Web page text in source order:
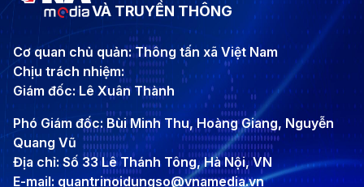
VÀ TRUYỀN THÔNG
Cơ quan chủ quản: Thông tấn xã Việt Nam
Chịu trách nhiệm:
Giám đốc: Lê Xuân Thành
Phó Giám đốc: Bùi Minh Thu, Hoàng Giang, Nguyễn
Quang Vũ
Địa chỉ: Số 33 Lê Thánh Tông, Hà Nội, VN
E-mail: quantrinoidungso@vnamedia.vn